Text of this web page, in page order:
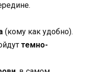
(кому как удобно).
темно-